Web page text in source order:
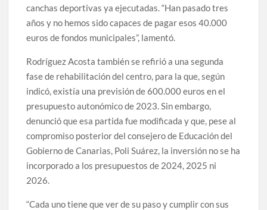
canchas deportivas ya ejecutadas. “Han pasado tres
años y no hemos sido capaces de pagar esos 40.000
euros de fondos municipales”, lamentó.
Rodríguez Acosta también se refirió a una segunda
fase de rehabilitación del centro, para la que, según
indicó, existía una previsión de 600.000 euros en el
presupuesto autonómico de 2023. Sin embargo,
denunció que esa partida fue modificada y que, pese al
compromiso posterior del consejero de Educación del
Gobierno de Canarias, Poli Suárez, la inversión no se ha
incorporado a los presupuestos de 2024, 2025 ni
2026.
“Cada uno tiene que ver de su paso y cumplir con sus